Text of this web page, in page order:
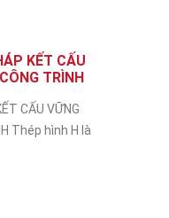
KẾT CẤU
TRÌNH
CẤU VỮNG
Thép hình H là